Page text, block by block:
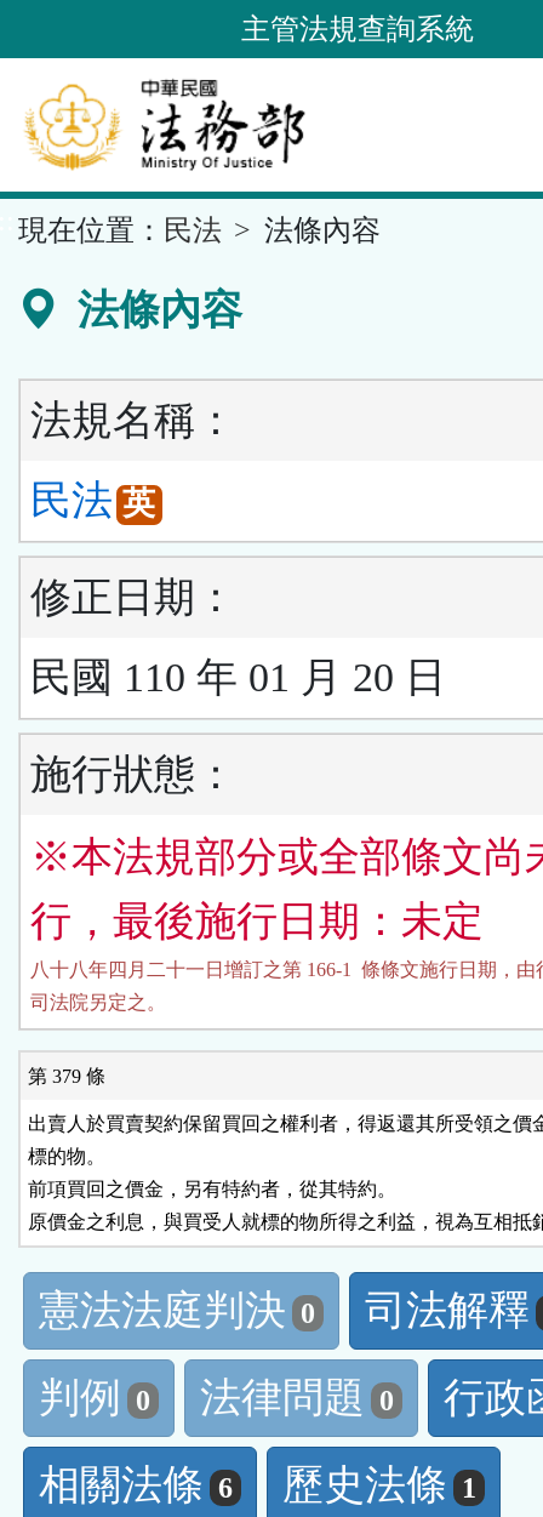
到
要
內
容
區
主管法規查詢系統
現在位置： 民法 法條內容
法條內容
法規名稱：
民法 英
修正日期：
民國 110 年 01 月 20 日
施行狀態：
※本法規部分或全部條文尚
行，最後施行日期：未定
八十八年四月二十一日增訂之第 166-1  條條文施行日期，由
司法院另定之。
第 379 條
出賣人於買賣契約保留買回之權利者，得返還其所受領之價
標的物。
前項買回之價金，另有特約者，從其特約。
原價金之利息，與買受人就標的物所得之利益，視為互相抵
憲法法庭判決 0
司法解釋
判例
0 法律問題 0
行政
相關法條 6 歷史法條 1